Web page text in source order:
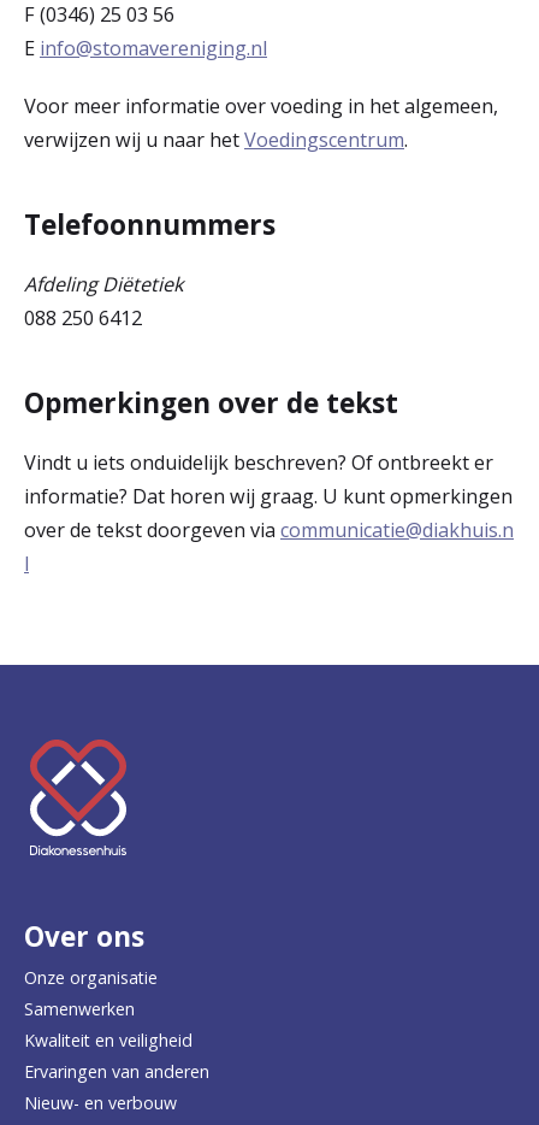
F (0346) 25 03 56
E info@stomavereniging.nl
Voor meer informatie over voeding in het algemeen,
verwijzen wij u naar hetVoedingscentrum.
Telefoonnummers
Afdeling Diëtetiek
088 250 6412
Opmerkingen over de tekst
Vindt u iets onduidelijk beschreven? Of ontbreekt er
informatie? Dat horen wij graag. U kunt opmerkingen
over de tekst doorgeven via communicatie@diakhuis.n
l
K
e
e
t
e
r
u
g
Over ons
Onze organisatie
Samenwerken
Kwaliteit en veiligheid
Ervaringen van anderen
Nieuw- en verbouw